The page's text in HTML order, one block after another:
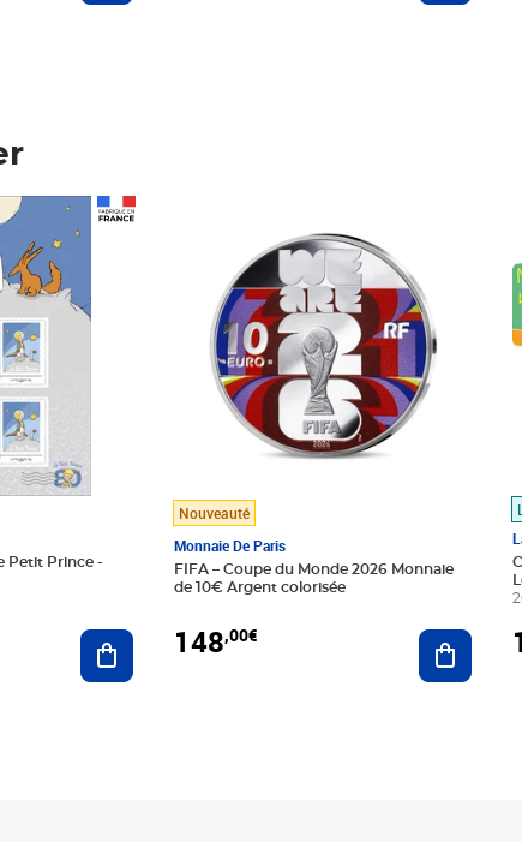
Petit Prince -
Ajouter au panier
Nouveauté
Monnaie De Paris
FIFA – Coupe du Monde 2026 Monnaie
de 10€ Argent colorisée
148,00€ Ajouter